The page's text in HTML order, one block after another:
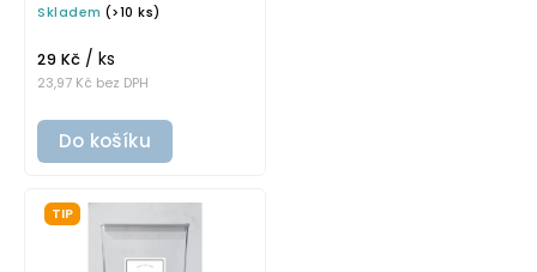
na potravinové dózy
Skladem (>10 ks)
23,97 Kč bez DPH
29 Kč / ks
Do košíku
TIP